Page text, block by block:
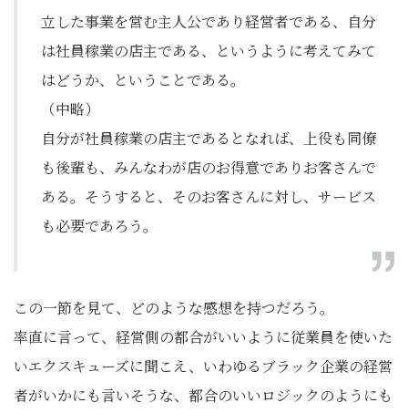
立した事業を営む主人公であり経営者である、自分
は社員稼業の店主である、というように考えてみて
はどうか、ということである。
（中略）
自分が社員稼業の店主であるとなれば、上役も同僚
も後輩も、みんなわが店のお得意でありお客さんで
ある。そうすると、そのお客さんに対し、サービス
も必要であろう。
この一節を見て、どのような感想を持つだろう。
率直に言って、経営側の都合がいいように従業員を使いた
いエクスキューズに聞こえ、いわゆるブラック企業の経営
者がいかにも言いそうな、都合のいいロジックのようにも